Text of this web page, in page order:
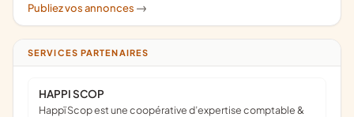
Publiez vos annonces ->
SERVICES PARTENAIRES
HAPPI SCOP
Happï Scop est une coopérative d’expertise comptable &